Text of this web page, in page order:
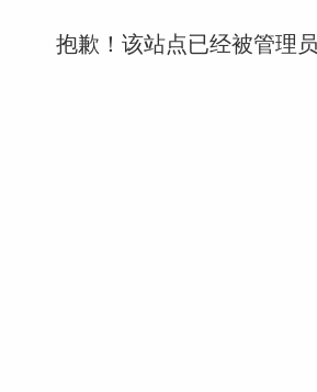
抱歉！该站点已经被管理